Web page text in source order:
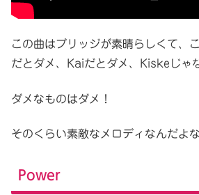
この曲はブリッジが素晴らしくて、
だとダメ、Kaiだとダメ、Kiskeじゃ
ダメなものはダメ！
そのくらい素敵なメロディなんだよな
Power